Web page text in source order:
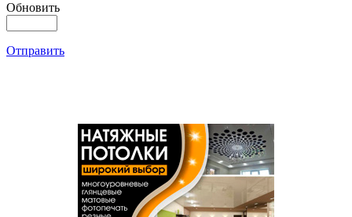
Обновить
Отправить